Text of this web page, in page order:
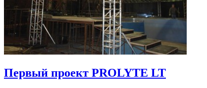
Первый проект PROLYTE LT